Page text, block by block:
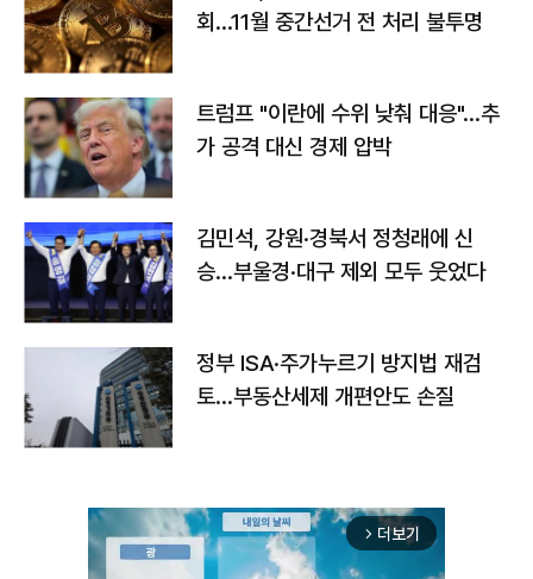
회…11월 중간선거 전 처리 불투명
트럼프 "이란에 수위 낮춰 대응"…추
가 공격 대신 경제 압박
김민석, 강원·경북서 정청래에 신
승…부울경·대구 제외 모두 웃었다
정부 ISA·주가누르기 방지법 재검
토…부동산세제 개편안도 손질
arrow_forward_ios 더보기